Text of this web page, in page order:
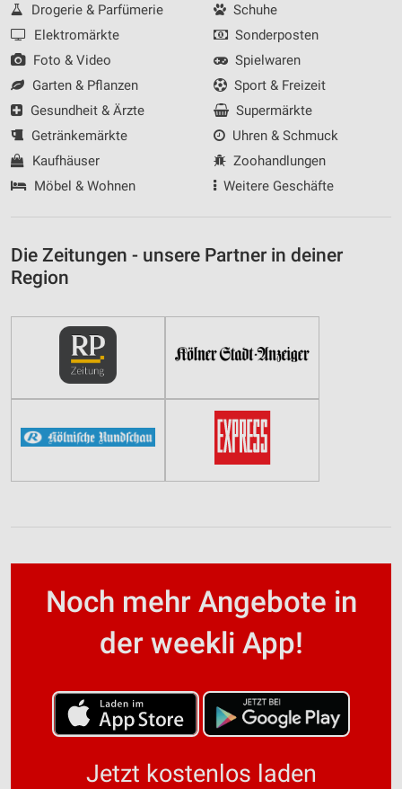
Drogerie & Parfümerie
Elektromärkte
Foto & Video
Garten & Pflanzen
Gesundheit & Ärzte
Getränkemärkte
Kaufhäuser
Möbel & Wohnen
Schuhe
Sonderposten
Spielwaren
Sport & Freizeit
Supermärkte
Uhren & Schmuck
Zoohandlungen
Weitere Geschäfte
Die Zeitungen - unsere Partner in deiner
Region
Noch mehr Angebote in
der weekli App!
Jetzt kostenlos laden